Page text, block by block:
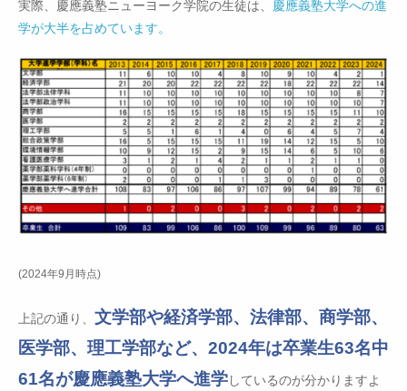
実際、慶應義塾ニューヨーク学院の生徒は、 慶應義塾大学への進
学が大半を占めています。
(2024年9月時点)
上記の通り、 文学部や経済学部、法律部、商学部、
医学部、理工学部など、2024年は卒業生63名中
61名が慶應義塾大学へ進学しているのが分かりますよ